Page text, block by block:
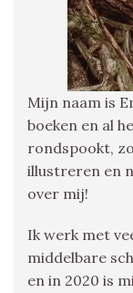
Mijn naam is
boeken en al
rondspookt,
illustreren en
over mij!
Ik werk met
middelbare
en in 2020 is